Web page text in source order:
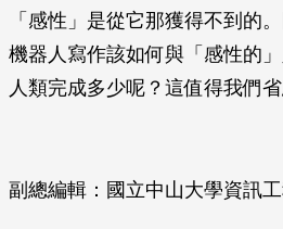
「感性」是從它那獲得不到的
機器人寫作該如何與「感性的
人類完成多少呢？這值得我們省
副總編輯：國立中山大學資訊